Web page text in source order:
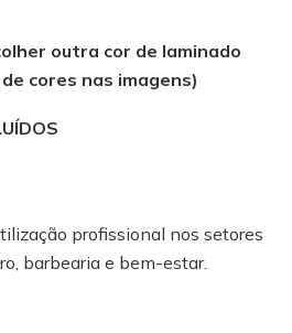
outra cor de laminado
cores nas imagens)
profissional nos setores
barbearia e bem-estar.